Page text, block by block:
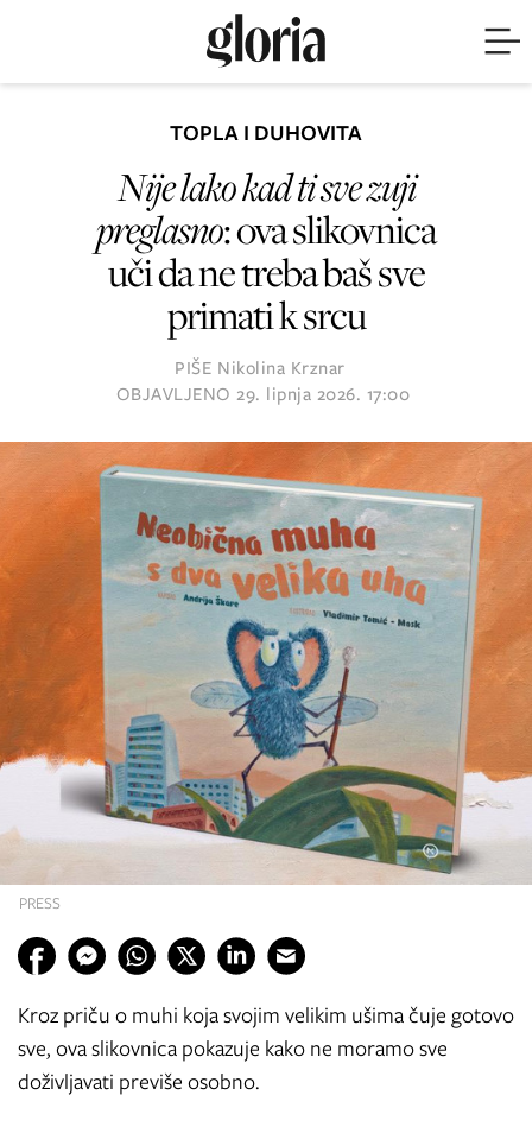
PRESS
TOPLA I DUHOVITA
Nije lako kad ti sve zuji
preglasno: ova slikovnica
uči da ne treba baš sve
primati k srcu
PIŠE Nikolina Krznar
OBJAVLJENO29. lipnja 2026. 17:00
Kroz priču o muhi koja svojim velikim ušima čuje gotovo
sve, ova slikovnica pokazuje kako ne moramo sve
doživljavati previše osobno.